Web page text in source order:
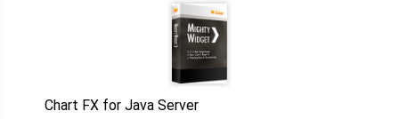
Chart FX for Java Server